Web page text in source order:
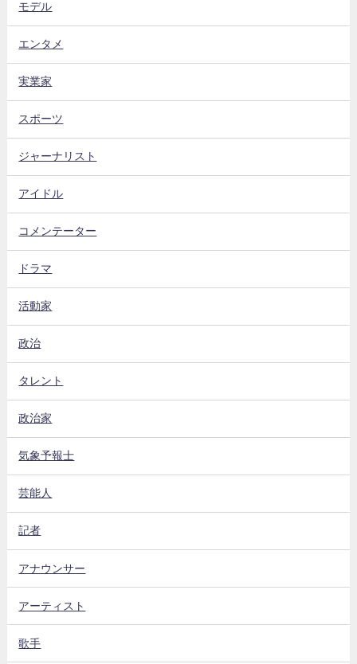
モデル
エンタメ
実業家
スポーツ
ジャーナリスト
アイドル
コメンテーター
ドラマ
活動家
政治
タレント
政治家
気象予報士
芸能人
記者
アナウンサー
アーティスト
歌手